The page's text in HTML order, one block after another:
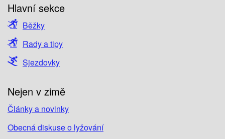
Hlavní sekce
Běžky
Rady a tipy
Sjezdovky
Nejen v zimě
Články a novinky
Obecná diskuse o lyžování